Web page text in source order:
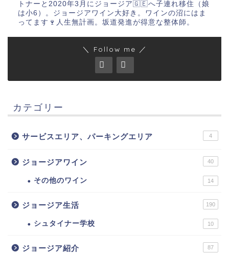
トナーと2020年3月にジョージア🇬🇪へ子連れ移住（娘
は小6）。ジョージアワイン大好き。ワインの沼にはま
ってます🍷人生無計画。坂道発進が得意な整体師。
＼ Follow me ／
カテゴリー
サービスエリア、パーキングエリア 4
ジョージアワイン 40
その他のワイン 14
ジョージア生活 190
シュタイナー学校 10
ジョージア紹介 87